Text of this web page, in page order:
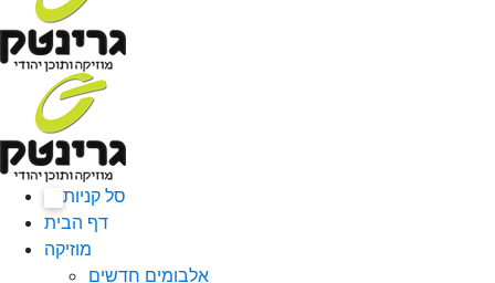
סל קניות
דף הבית
מוזיקה
אלבומים חדשים